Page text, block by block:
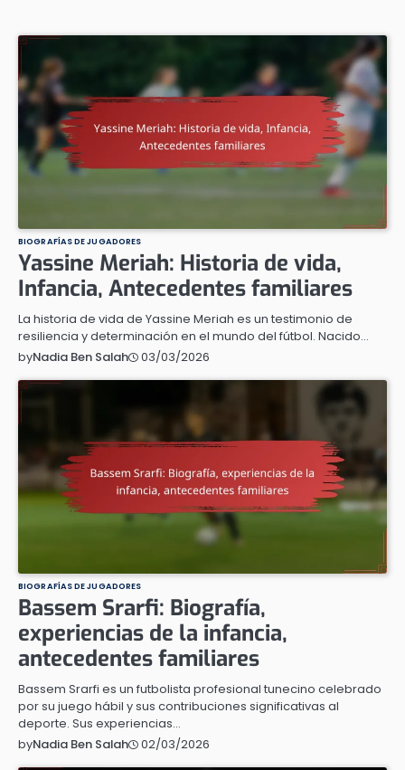
BIOGRAFÍAS DE JUGADORES
Yassine Meriah: Historia de vida,
Infancia, Antecedentes familiares
La historia de vida de Yassine Meriah es un testimonio de
resiliencia y determinación en el mundo del fútbol. Nacido…
byNadia Ben Salah 03/03/2026
BIOGRAFÍAS DE JUGADORES
Bassem Srarfi: Biografía,
experiencias de la infancia,
antecedentes familiares
Bassem Srarfi es un futbolista profesional tunecino celebrado
por su juego hábil y sus contribuciones significativas al
deporte. Sus experiencias…
byNadia Ben Salah 02/03/2026